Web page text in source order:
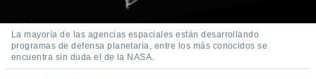
y análisis
en
La mayoría de las agencias espaciales están desarrollando
programas de defensa planetaria, entre los más conocidos se
encuentra sin duda el de la NASA.